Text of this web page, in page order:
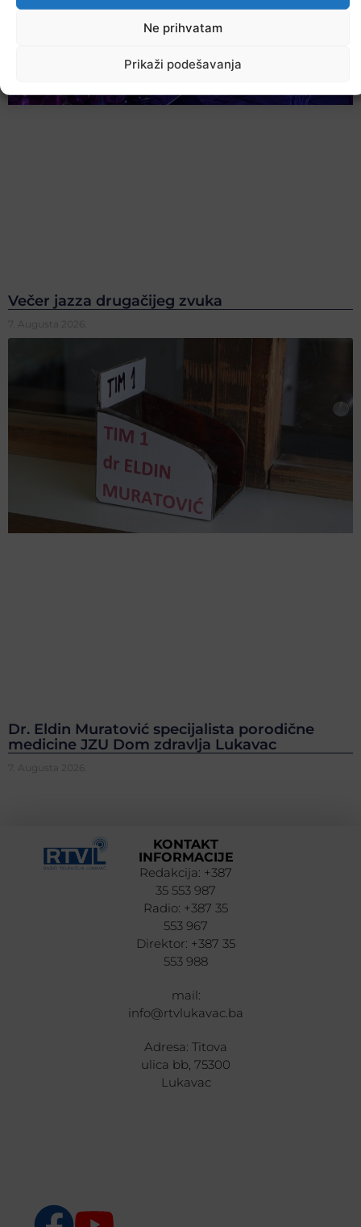
Ne prihvatam
Prikaži podešavanja
Večer jazza drugačijeg zvuka
7. Augusta 2026.
Dr. Eldin Muratović specijalista porodične
medicine JZU Dom zdravlja Lukavac
7. Augusta 2026.
KONTAKT
INFORMACIJE
Redakcija: +387
35 553 987
Radio: +387 35
553 967
Direktor: +387 35
553 988
mail:
info@rtvlukavac.ba
Adresa: Titova
ulica bb, 75300
Lukavac